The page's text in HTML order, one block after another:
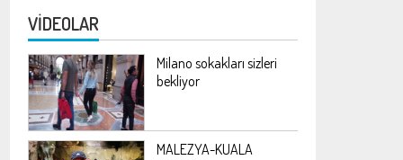
bekliyor.
VİDEOLAR
Milano sokakları sizleri
bekliyor
MALEZYA-KUALA